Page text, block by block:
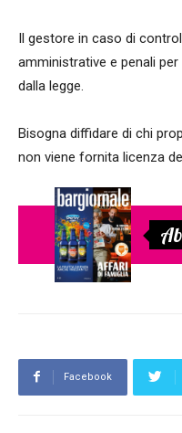
Il gestore in caso di
amministrative e penali
dalla legge.
Bisogna diffidare di chi
non viene fornita licenza
Facebook